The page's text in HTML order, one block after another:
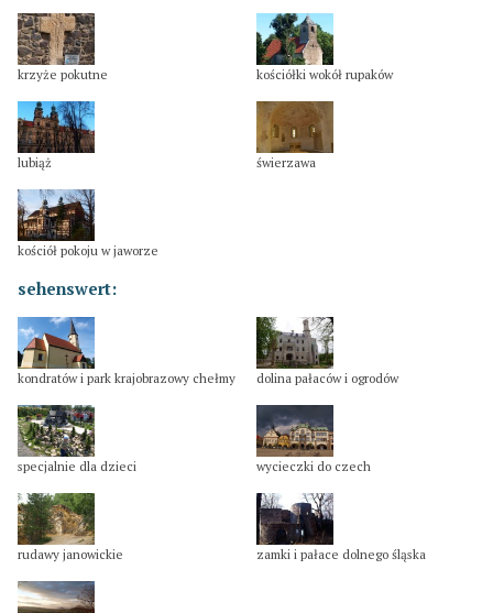
krzyże pokutne kościółki wokół rupaków
lubiąż świerzawa
kościół pokoju w jaworze
sehenswert:
kondratów i park krajobrazowy chełmy dolina pałaców i ogrodów
specjalnie dla dzieci wycieczki do czech
rudawy janowickie zamki i pałace dolnego śląska